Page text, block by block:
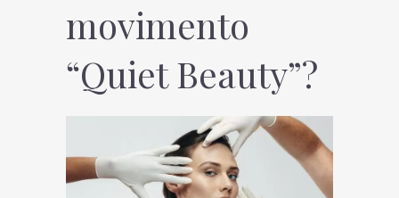
movimento
“Quiet Beauty”?